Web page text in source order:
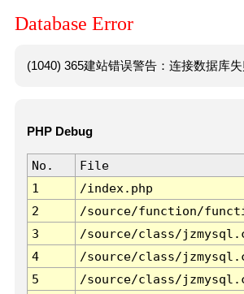
Database Error
(1040) 365建站错误警告：连接数据库
PHP Debug
No. File
1
/index.php
2
/source/function/
3
/source/class/
4
/source/class/
5
/source/class/